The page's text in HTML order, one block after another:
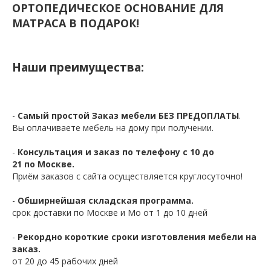
ОРТОПЕДИЧЕСКОЕ ОСНОВАНИЕ ДЛЯ
МАТРАСА В ПОДАРОК!
Наши преимущества:
- Самый простой Заказ мебели БЕЗ ПРЕДОПЛАТЫ.
Вы оплачиваете мебель на дому при получении.
- Консультация и заказ по телефону с 10 до
21 по Москве.
Приём заказов с сайта осуществляется круглосуточно!
- Обширнейшая складская программа.
срок доставки по Москве и Мо от 1 до 10 дней
- Рекордно короткие сроки изготовления мебели на
заказ.
от 20 до 45 рабочих дней